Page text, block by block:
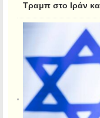
Τραμπ στο Ιράν